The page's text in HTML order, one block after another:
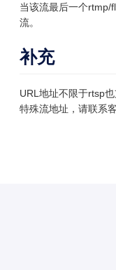
当该流最后一个rtmp/
流。
补充
URL地址不限于rtsp
特殊流地址，请联系客